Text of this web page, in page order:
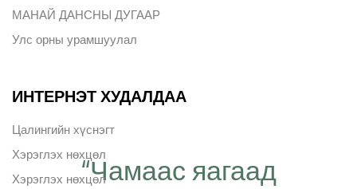
“Чамаас яагаад
МАНАЙ ДАНСНЫ ДУГААР
Улс орны урамшуулал
ИНТЕРНЭТ ХУДАЛДАА
Цалингийн хүснэгт
Хэрэглэх нөхцөл
Хэрэглэх нөхцөл